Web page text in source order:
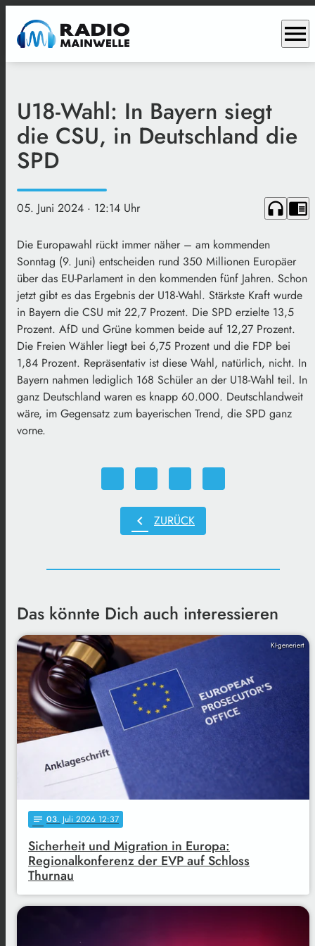
menu
U18-Wahl: In Bayern siegt
die CSU, in Deutschland die
SPD
05. Juni 2024 · 12:14 Uhr headphones chrome_reader_mode
Die Europawahl rückt immer näher – am kommenden
Sonntag (9. Juni) entscheiden rund 350 Millionen Europäer
über das EU-Parlament in den kommenden fünf Jahren. Schon
jetzt gibt es das Ergebnis der U18-Wahl. Stärkste Kraft wurde
in Bayern die CSU mit 22,7 Prozent. Die SPD erzielte 13,5
Prozent. AfD und Grüne kommen beide auf 12,27 Prozent.
Die Freien Wähler liegt bei 6,75 Prozent und die FDP bei
1,84 Prozent. Repräsentativ ist diese Wahl, natürlich, nicht. In
Bayern nahmen lediglich 168 Schüler an der U18-Wahl teil. In
ganz Deutschland waren es knapp 60.000. Deutschlandweit
wäre, im Gegensatz zum bayerischen Trend, die SPD ganz
vorne.
chevron_left ZURÜCK
Das könnte Dich auch interessieren
KI-generiert
notes 03. Juli 2026 12:37
Sicherheit und Migration in Europa:
Regionalkonferenz der EVP auf Schloss
Thurnau